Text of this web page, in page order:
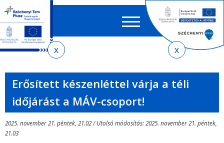
almenühöz
tartalomra
oldaltérképre
EN HU
űrlap
Erősített készenléttel várja a téli
időjárást a MÁV-csoport!
2025. november 21. péntek, 21.02 / Utolsó módosítás: 2025. november 21. péntek,
21.03